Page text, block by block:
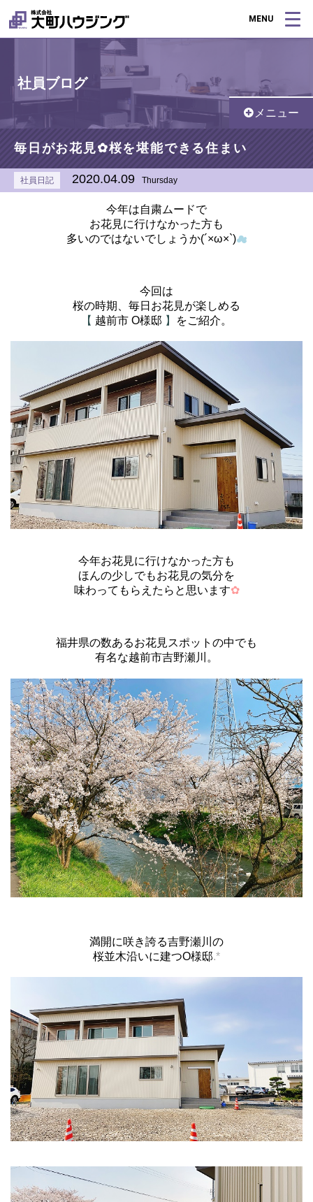
MENU
社員ブログ
メニュー
毎日がお花見✿桜を堪能できる住まい
社員日記 2020.04.09 Thursday
今年は自粛ムードで
お花見に行けなかった方も
多いのではないでしょうか(´×ω×`)☁
今回は
桜の時期、毎日お花見が楽しめる
【 越前市 O様邸 】 をご紹介。
今年お花見に行けなかった方も
ほんの少しでもお花見の気分を
味わってもらえたらと思います✿
福井県の数あるお花見スポットの中でも
有名な越前市吉野瀬川。
満開に咲き誇る吉野瀬川の
桜並木沿いに建つO様邸.*